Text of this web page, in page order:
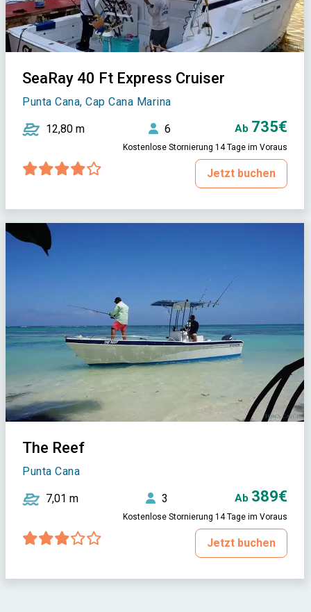
SeaRay 40 Ft Express Cruiser
Punta Cana, Cap Cana Marina
12,80 m 6 Ab 735€
Kostenlose Stornierung 14 Tage im Voraus
Jetzt buchen
The Reef
Punta Cana
7,01 m 3 Ab 389€
Kostenlose Stornierung 14 Tage im Voraus
Jetzt buchen